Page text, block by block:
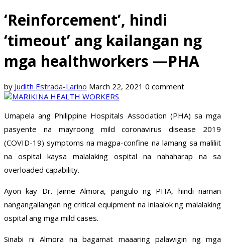
‘Reinforcement’, hindi
‘timeout’ ang kailangan ng
mga healthworkers —PHA
by Judith Estrada-Larino March 22, 2021 0 comment
Umapela ang Philippine Hospitals Association (PHA) sa mga
pasyente na mayroong mild coronavirus disease 2019
(COVID-19) symptoms na magpa-confine na lamang sa maliliit
na ospital kaysa malalaking ospital na nahaharap na sa
overloaded capability.
Ayon kay Dr. Jaime Almora, pangulo ng PHA, hindi naman
nangangailangan ng critical equipment na iniaalok ng malalaking
ospital ang mga mild cases.
Sinabi ni Almora na bagamat maaaring palawigin ng mga